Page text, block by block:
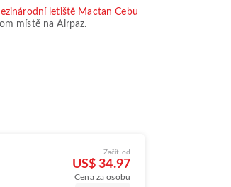
letiště Mactan Cebu
místě na Airpaz.
Začít od
US$ 34.97
Cena za osobu